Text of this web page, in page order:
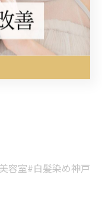
グラスファクトリ
容室#白髪染め神戸